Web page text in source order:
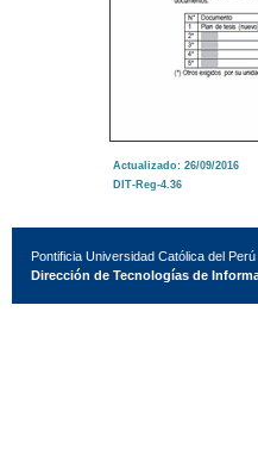
Actualizado: 26/09/2016
DIT-Reg-4.36
Pontificia Universidad Católica del
Dirección de Tecnologías de